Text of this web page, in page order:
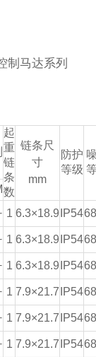
制马达系列
起
重
链
条
数
链条尺
寸
mm
防护
等级
1 6.3×18.9 IP54
1 6.3×18.9 IP54
1 6.3×18.9 IP54
1 7.9×21.7 IP54
1 7.9×21.7 IP54
1 7.9×21.7 IP54